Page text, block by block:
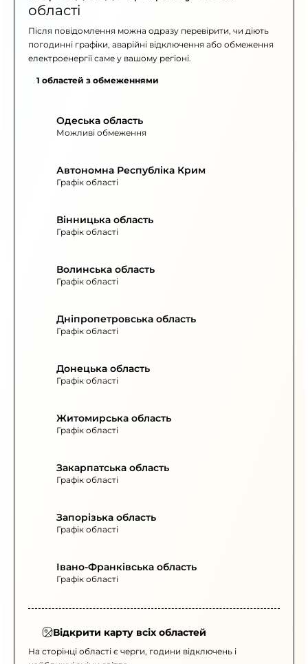
області
Після повідомлення можна одразу перевірити, чи діють
погодинні графіки, аварійні відключення або обмеження
електроенергії саме у вашому регіоні.
1 областей з обмеженнями
Одеська область
Можливі обмеження
Автономна Республіка Крим
Графік області
Вінницька область
Графік області
Волинська область
Графік області
Дніпропетровська область
Графік області
Донецька область
Графік області
Житомирська область
Графік області
Закарпатська область
Графік області
Запорізька область
Графік області
Івано-Франківська область
Графік області
Відкрити карту всіх областей
На сторінці області є черги, години відключень і